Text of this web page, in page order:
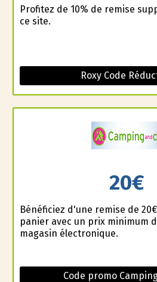
Profitez de 10% de remise
ce site.
Roxy Code
20€
Bénéficiez d'une remise de
panier avec un prix minimum
magasin électronique.
Code promo